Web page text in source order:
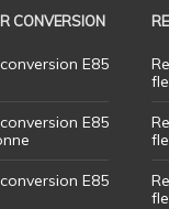
CONVERSION
E85
E85
E85